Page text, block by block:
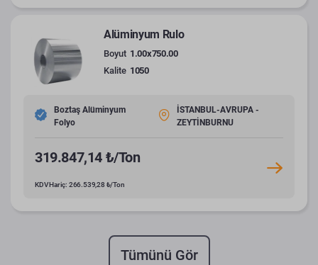
Alüminyum Rulo
Boyut 1.00x750.00
Kalite 1050
Boztaş Alüminyum
Folyo
İSTANBUL-AVRUPA -
ZEYTİNBURNU
319.847,14 ₺/Ton
KDV Hariç: 266.539,28 ₺/Ton
Tümünü Gör